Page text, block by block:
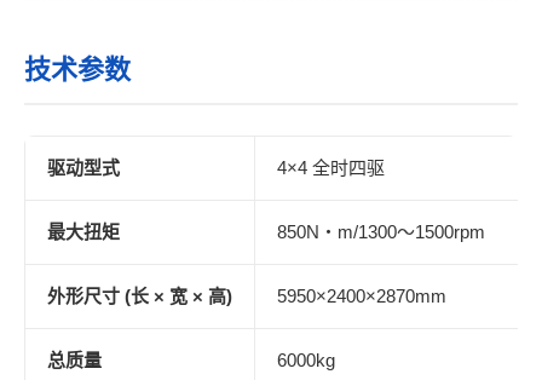
技术参数
驱动型式 4×4 全时四驱
最大扭矩 850N・m/1300～1500rpm
外形尺寸 (长 × 宽 × 高) 5950×2400×2870mm
总质量 6000kg